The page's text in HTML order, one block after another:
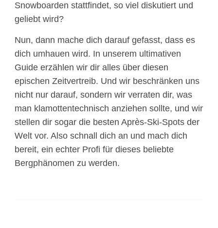
Snowboarden stattfindet, so viel diskutiert und
geliebt wird?
Nun, dann mache dich darauf gefasst, dass es
dich umhauen wird. In unserem ultimativen
Guide erzählen wir dir alles über diesen
epischen Zeitvertreib. Und wir beschränken uns
nicht nur darauf, sondern wir verraten dir, was
man klamottentechnisch anziehen sollte, und wir
stellen dir sogar die besten Après-Ski-Spots der
Welt vor. Also schnall dich an und mach dich
bereit, ein echter Profi für dieses beliebte
Bergphänomen zu werden.